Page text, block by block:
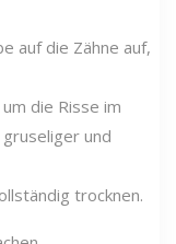
auf die Zähne auf,
die Risse im
und
trocknen.